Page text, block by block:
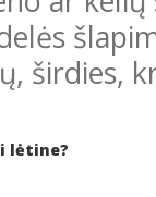
širdies,
lėtine?